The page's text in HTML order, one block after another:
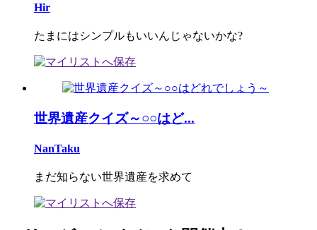
Hir
たまにはシンプルもいいんじゃないかな?
世界遺産クイズ～○○はど...
NanTaku
まだ知らない世界遺産を求めて